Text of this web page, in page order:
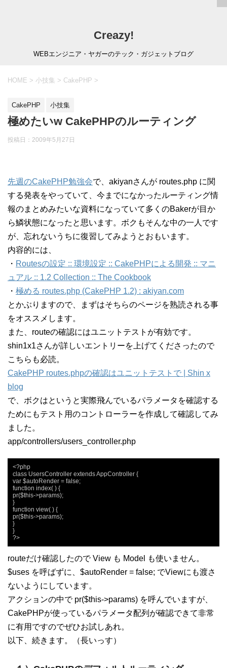
Creazy!
WEBエンジニア・ヤガーのテック・ガジェットブログ
HOME > 小技集 > CakePHP >
CakePHP 小技集
極めたいw CakePHPのルーティング
投稿日： 2009年5月27日
先週のCakePHP勉強会で、akiyanさんが routes.php に関
する発表をやっていて、今までになかったルーティング情
報のまとめみたいな資料になっていて多くのBakerが目か
ら鱗状態になったと思います。ボクもそんな中の一人です
が、忘れないうちに復習してみようとおもいます。
内容的には、
・ Routesの設定 :: 環境設定 :: CakePHPによる開発 :: マニ
ュアル :: 1.2 Collection :: The Cookbook
・ 極める routes.php (CakePHP 1.2) : akiyan.com
とかぶりますので、まずはそちらのページを熟読される事
をオススメします。
また、routeの確認にはユニットテストが有効です。
shin1x1さんが詳しいエントリーを上げてくださったので
こちらも必読。
CakePHP routes.phpの確認はユニットテストで | Shin x
blog
で、ボクはというと実際飛んでいるパラメータを確認する
ためにもテスト用のコントローラーを作成して確認してみ
ました。
app/controllers/users_controller.php
<?php
class UsersController extends AppController {
var $autoRender = false;
function index( ) {
pr($this->params);
}
function view( ) {
pr($this->params);
}
}
?>
routeだけ確認したので View も Model も使いません。
$uses を呼ばずに、$autoRender = false; でViewにも渡さ
ないようにしています。
アクションの中で pr($this->params) を呼んでいますが、
CakePHPが使っているパラメータ配列が確認できて非常
に有用ですのでぜひお試しあれ。
以下、続きます。（長いっす）